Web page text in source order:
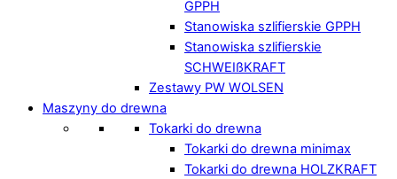
GPPH
Stanowiska szlifierskie GPPH
Stanowiska szlifierskie
SCHWEIßKRAFT
Zestawy PW WOLSEN
Maszyny do drewna
Tokarki do drewna
Tokarki do drewna minimax
Tokarki do drewna HOLZKRAFT